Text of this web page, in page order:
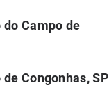
Campo de
Congonhas, SP